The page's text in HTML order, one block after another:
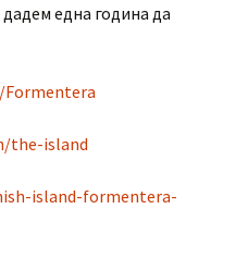
една година да
the-island
island-formentera-